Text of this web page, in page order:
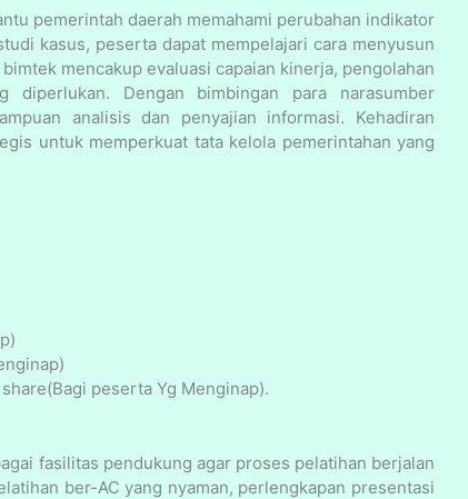
pemerintah daerah memahami perubahan indikator
kasus, peserta dapat mempelajari cara menyusun
mencakup evaluasi capaian kinerja, pengolahan
diperlukan. Dengan bimbingan para narasumber
analisis dan penyajian informasi. Kehadiran
untuk memperkuat tata kelola pemerintahan yang
peserta Yg Menginap).
fasilitas pendukung agar proses pelatihan berjalan
ber-AC yang nyaman, perlengkapan presentasi